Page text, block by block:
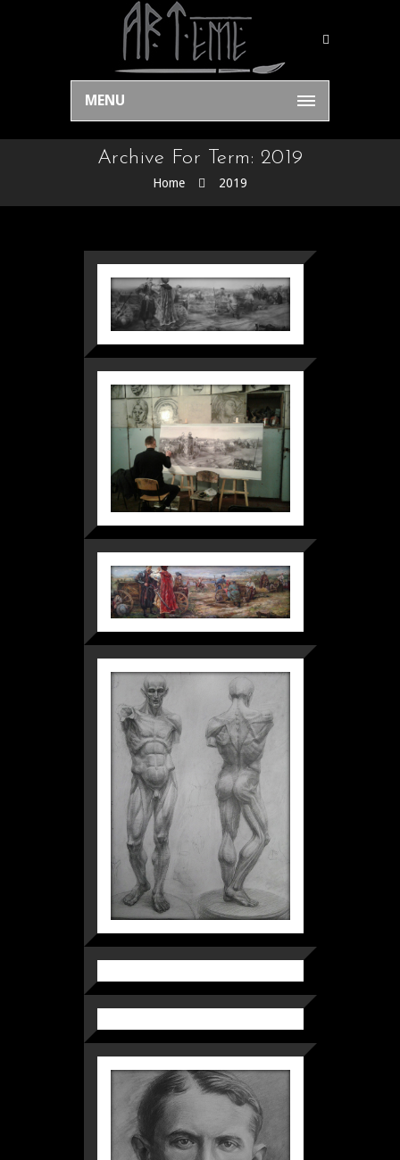
MENU
Archive For Term: 2019
Home 2019